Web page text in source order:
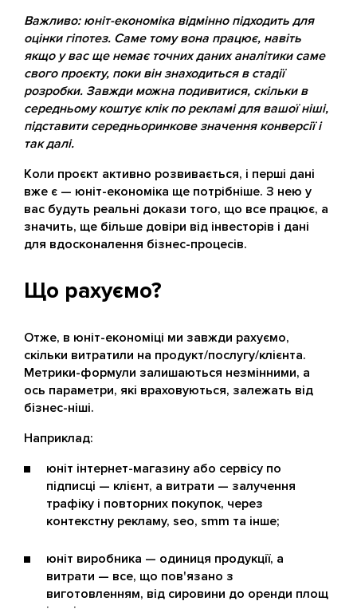
Важливо: юніт-економіка відмінно підходить для
оцінки гіпотез. Саме тому вона працює, навіть
якщо у вас ще немає точних даних аналітики саме
свого проєкту, поки він знаходиться в стадії
розробки. Завжди можна подивитися, скільки в
середньому коштує клік по рекламі для вашої ніші,
підставити середньоринкове значення конверсії і
так далі.
Коли проєкт активно розвивається, і перші дані
вже є — юніт-економіка ще потрібніше. З нею у
вас будуть реальні докази того, що все працює, а
значить, ще більше довіри від інвесторів і дані
для вдосконалення бізнес-процесів.
Що рахуємо?
Отже, в юніт-економіці ми завжди рахуємо,
скільки витратили на продукт/послугу/клієнта.
Метрики-формули залишаються незмінними, а
ось параметри, які враховуються, залежать від
бізнес-ніші.
Наприклад:
юніт інтернет-магазину або сервісу по
підписці — клієнт, а витрати — залучення
трафіку і повторних покупок, через
контекстну рекламу, seo, smm та інше;
юніт виробника — одиниця продукції, а
витрати — все, що пов'язано з
виготовленням, від сировини до оренди площ